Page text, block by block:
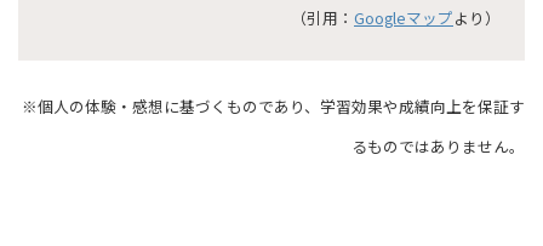
（引用： Googleマップより）
※個人の体験・感想に基づくものであり、学習効果や成績向上を保証す
るものではありません。